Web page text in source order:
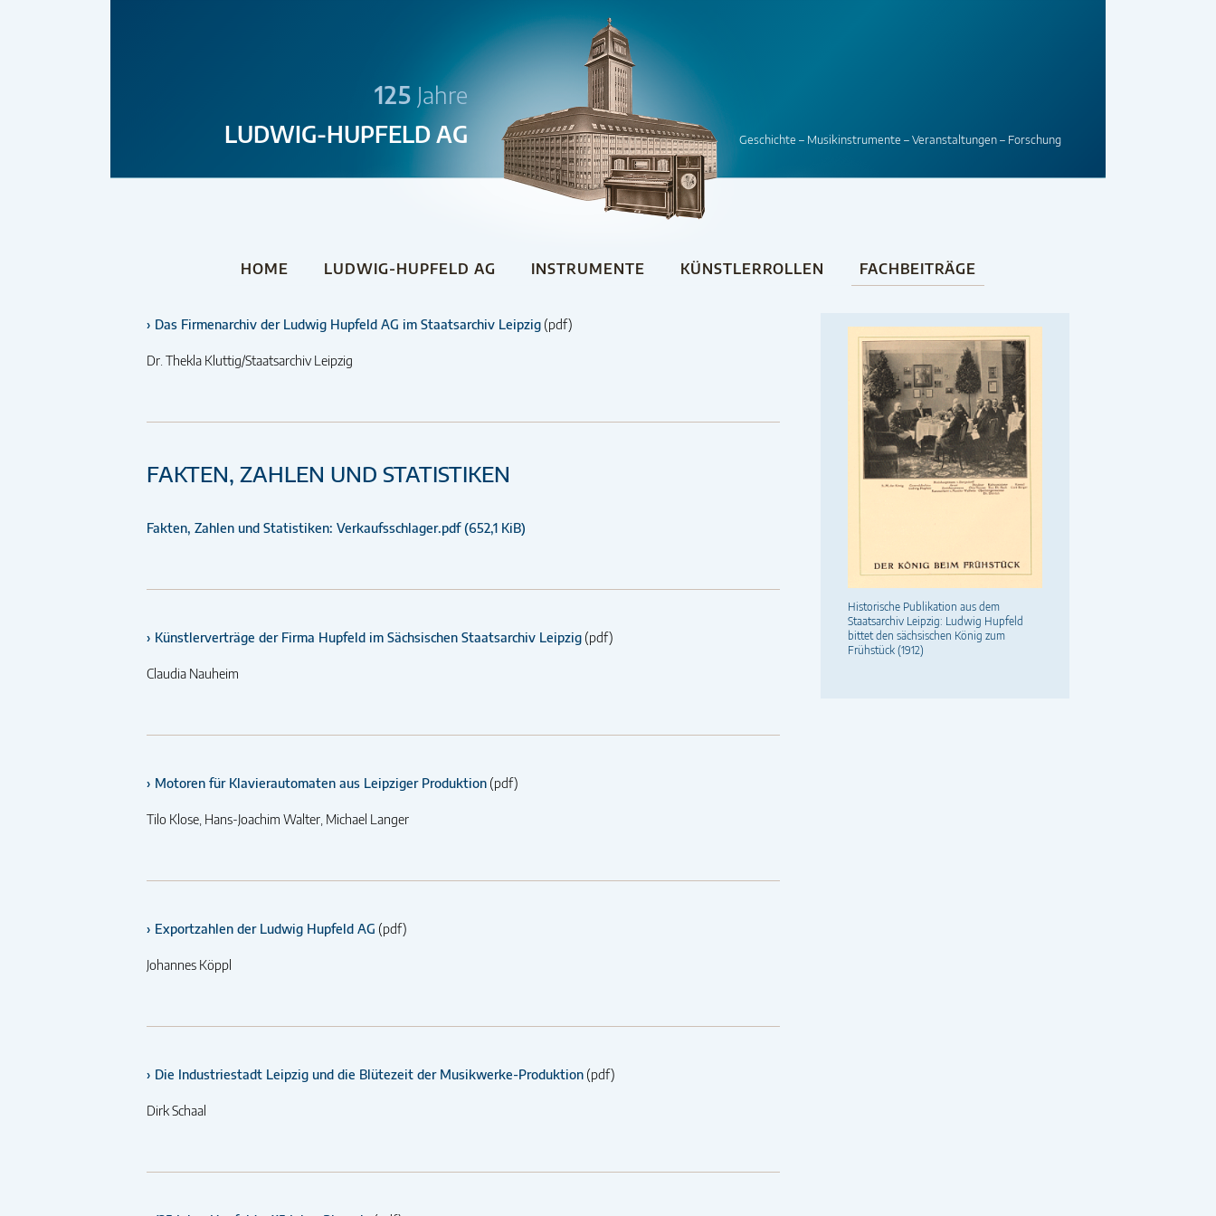
125 Jahre
LUDWIG-HUPFELD AG Geschichte – Musikinstrumente – Veranstaltungen – Forschung
NAVIGATION ÜBERSPRINGENHOME LUDWIG-HUPFELD AG INSTRUMENTE KÜNSTLERROLLEN FACHBEITRÄGE
Das Firmenarchiv der Ludwig Hupfeld AG im Staatsarchiv Leipzig (pdf)
Dr. Thekla Kluttig/Staatsarchiv Leipzig
FAKTEN, ZAHLEN UND STATISTIKEN
Fakten, Zahlen und Statistiken: Verkaufsschlager.pdf(652,1 KiB)
Künstlerverträge der Firma Hupfeld im Sächsischen Staatsarchiv Leipzig (pdf)
Claudia Nauheim
Motoren für Klavierautomaten aus Leipziger Produktion (pdf)
Tilo Klose, Hans-Joachim Walter, Michael Langer
Exportzahlen der Ludwig Hupfeld AG (pdf)
Johannes Köppl
Die Industriestadt Leipzig und die Blütezeit der Musikwerke-Produktion (pdf)
Dirk Schaal
Historische Publikation aus dem
Staatsarchiv Leipzig: Ludwig Hupfeld
bittet den sächsischen König zum
Frühstück (1912)